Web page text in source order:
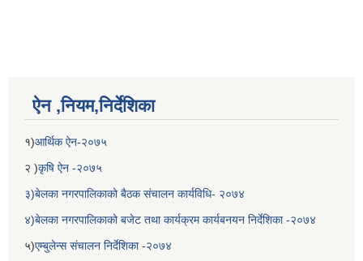
ऐन ,नियम,निर्देशिका
१)आर्थिक ऐन-२०७५
२ )कृषि ऐन -२०७५
३)बेलका नगरपालिकाको बैठक संचालन कार्यविधि- २०७४
४)बेलका नगरपालिकाको बजेट तथा कार्यक्रम कार्यबनयन निर्देशिका -२०७४
५)एम्बुलेन्स संचालन निर्देशिका -२०७४